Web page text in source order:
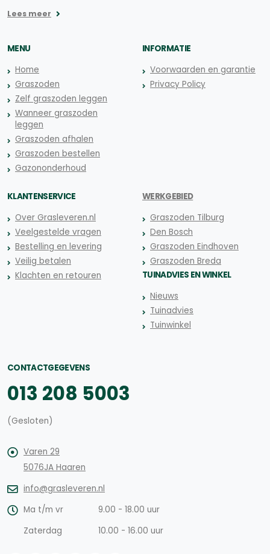
Lees meer
MENU
Home
Graszoden
Zelf graszoden leggen
Wanneer graszoden
leggen
Graszoden afhalen
Graszoden bestellen
Gazononderhoud
INFORMATIE
Voorwaarden en garantie
Privacy Policy
KLANTENSERVICE
Over Grasleveren.nl
Veelgestelde vragen
Bestelling en levering
Veilig betalen
Klachten en retouren
WERKGEBIED
Graszoden Tilburg
Den Bosch
Graszoden Eindhoven
Graszoden Breda
TUINADVIES EN WINKEL
Nieuws
Tuinadvies
Tuinwinkel
CONTACTGEGEVENS
013 208 5003
(Gesloten)
Varen 29
5076JA Haaren
info@grasleveren.nl
Ma t/m vr
9.00 - 18.00 uur
Zaterdag
10.00 - 16.00 uur